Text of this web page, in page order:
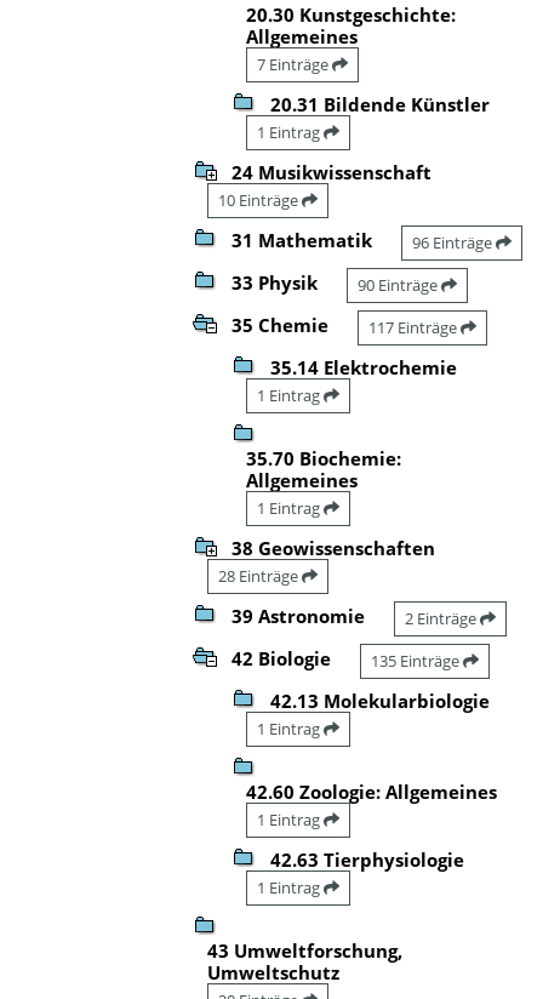
20.30 Kunstgeschichte:
Allgemeines
7 Einträge
20.31 Bildende Künstler
1 Eintrag
24 Musikwissenschaft
10 Einträge
31 Mathematik 96 Einträge
33 Physik 90 Einträge
35 Chemie 117 Einträge
35.14 Elektrochemie
1 Eintrag
35.70 Biochemie:
Allgemeines
1 Eintrag
38 Geowissenschaften
28 Einträge
39 Astronomie 2 Einträge
42 Biologie 135 Einträge
42.13 Molekularbiologie
1 Eintrag
42.60 Zoologie: Allgemeines
1 Eintrag
42.63 Tierphysiologie
1 Eintrag
43 Umweltforschung,
Umweltschutz